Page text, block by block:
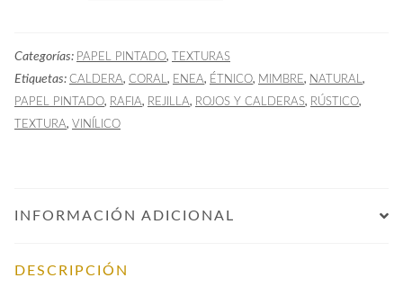
cantidad
Categorías: PAPEL PINTADO, TEXTURAS
Etiquetas: CALDERA, CORAL , ENEA, ÉTNICO, MIMBRE, NATURAL ,
PAPEL PINTADO, RAFIA, REJILLA, ROJOS Y CALDERAS, RÚSTICO,
TEXTURA, VINÍLICO
INFORMACIÓN ADICIONAL
DESCRIPCIÓN